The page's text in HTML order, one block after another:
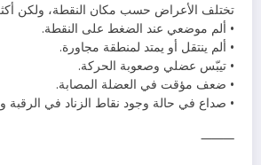
تختلف الأعراض حسب مكان النقطة، ولكن
• ألم موضعي عند الضغط على النقطة.
• ألم ينتقل أو يمتد لمنطقة مجاورة.
• تيبّس عضلي وصعوبة الحركة.
• ضعف مؤقت في العضلة المصابة.
• صداع في حالة وجود نقاط الزناد في الرقبة
⸻